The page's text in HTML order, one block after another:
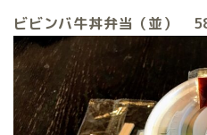
ビビンバ牛丼弁当（並）